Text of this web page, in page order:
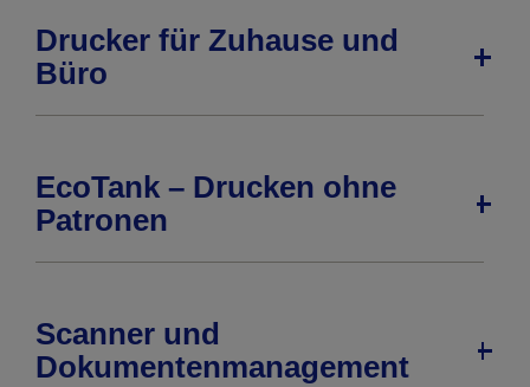
Drucker für Zuhause und
Büro
EcoTank – Drucken ohne
Patronen
Scanner und
Dokumentenmanagement